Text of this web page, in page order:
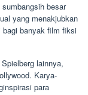
besar
yang menakjubkan
bagi banyak film fiksi
lainnya,
Karya-
para